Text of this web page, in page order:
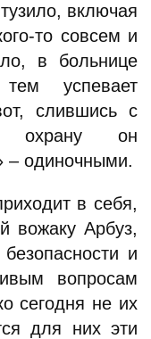
включая
то совсем и
в больнице
успевает
слившись с
охрану он
– одиночными.
в себя,
вожаку Арбуз,
и
вопросам
сегодня не их
для них эти